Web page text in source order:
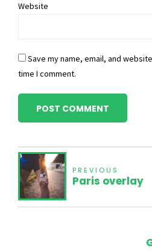
Website
Save my name, email, and
time I comment.
POST COMMENT
PREVIOUS
Paris overlay